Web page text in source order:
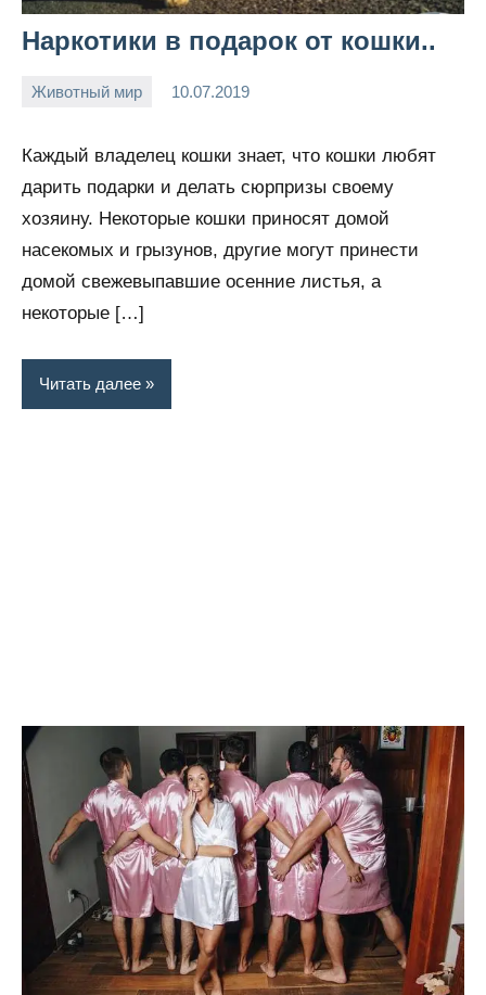
Наркотики в подарок от кошки..
Животный мир 10.07.2019
Каждый владелец кошки знает, что кошки любят
дарить подарки и делать сюрпризы своему
хозяину. Некоторые кошки приносят домой
насекомых и грызунов, другие могут принести
домой свежевыпавшие осенние листья, а
некоторые […]
Читать далее